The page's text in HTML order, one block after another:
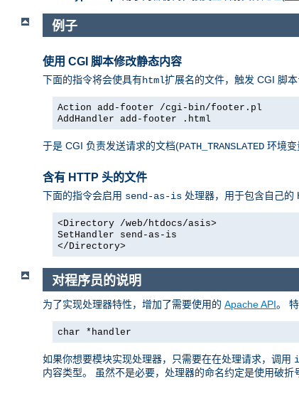
例子
使用 CGI 脚本修改静态内容
下面的指令将会使具有html扩展名的文件，触发 CGI 脚本
Action add-footer /cgi-bin/footer.pl
AddHandler add-footer .html
于是 CGI 负责发送请求的文档(PATH_TRANSLATED 环境
含有 HTTP 头的文件
下面的指令会启用 send-as-is 处理器，用于包含自己的
<Directory /web/htdocs/asis>
SetHandler send-as-is
</Directory>
对程序员的说明
为了实现处理器特性，增加了需要使用的 Apache API。
char *handler
如果你想要模块实现处理器，只需要在在处理请求，调用
内容类型。 虽然不是必要，处理器的命名约定是使用破